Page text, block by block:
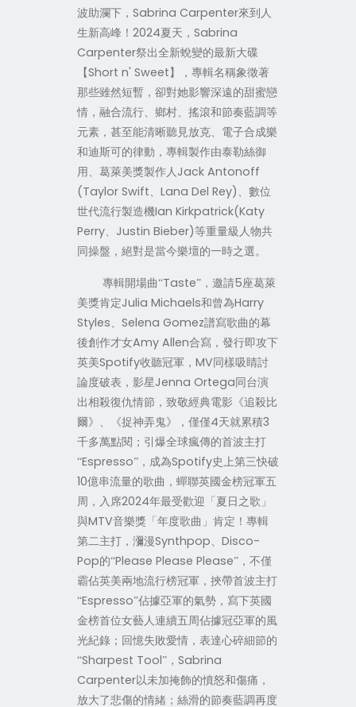
波助瀾下， Sabrina Carpenter來到人
生新高峰！ 2024夏天， Sabrina
Carpenter祭出全新蛻變的最新大碟
【Short n' Sweet】，專輯名稱象徵著
那些雖然短暫，卻對她影響深遠的甜蜜戀
情，融合流行、鄉村、搖滾和節奏藍調等
元素，甚至能清晰聽見放克、電子合成樂
和迪斯可的律動，專輯製作由泰勒絲御
用、葛萊美獎製作人 Jack Antonoff
(Taylor Swift
Lana Del Rey) 、數位
世代流行製造機Ian Kirkpatrick(Katy
Perry、 Justin Bieber)等重量級人物共
同操盤 ， 絕對是當今樂壇的一時之選。
專輯開場曲“Taste”，邀請5座葛萊
美獎肯定Julia Michaels和曾為Harry
Styles
Selena Gomez譜寫歌曲的幕
後創作才女Amy Allen合寫，發行即攻下
英美Spotify收聽冠軍， MV同樣吸睛討
論度破表，影星Jenna Ortega同台演
出相殺復仇情節，致敬經典電影《追殺比
爾》、《捉神弄鬼》，僅僅4天就累積3
千多萬點閱；引爆全球瘋傳的首波主打
“Espresso”，成為Spotify史上第三快破
10億串流量的歌曲，蟬聯英國金榜冠軍五
周，入席2024年最受歡迎「夏日之歌」
與MTV音樂獎「年度歌曲」肯定！專輯
第二主打，瀰漫Synthpop
Disco-
Pop的“Please Please Please”，不僅
霸佔英美兩地流行榜冠軍，挾帶首波主打
“Espresso”佔據亞軍的氣勢，寫下英國
金榜首位女藝人連續五周佔據冠亞軍的風
光紀錄；回憶失敗愛情，表達心碎細節的
“Sharpest Tool”， Sabrina
Carpenter以未加掩飾的憤怒和傷痛，
放大了悲傷的情緒；絲滑的節奏藍調再度